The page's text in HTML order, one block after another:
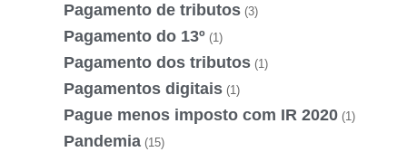
Pagamento de tributos (3)
Pagamento do 13º (1)
Pagamento dos tributos (1)
Pagamentos digitais (1)
Pague menos imposto com IR 2020 (1)
Pandemia (15)